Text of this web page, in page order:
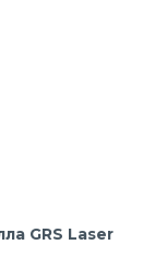
GRS Laser